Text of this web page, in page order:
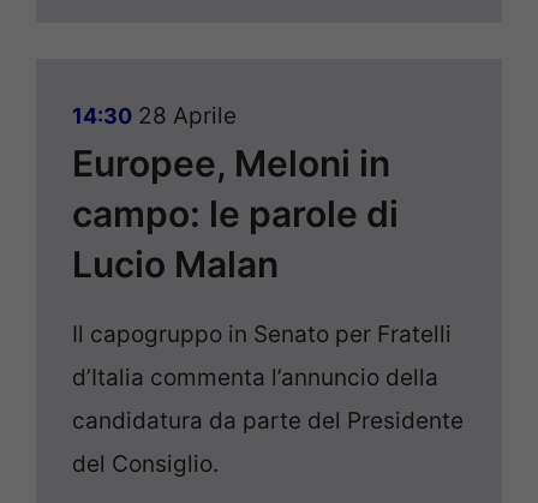
14:30 28 Aprile
Europee, Meloni in
campo: le parole di
Lucio Malan
Il capogruppo in Senato per Fratelli
d’Italia commenta l’annuncio della
candidatura da parte del Presidente
del Consiglio.